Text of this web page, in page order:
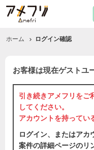
ホーム ログイン確認
お客様は現在ゲストユ
引き続きアメフリをご
してください。
アカウントを持ってい
ログイン、またはアカ
案件の詳細ページのリ